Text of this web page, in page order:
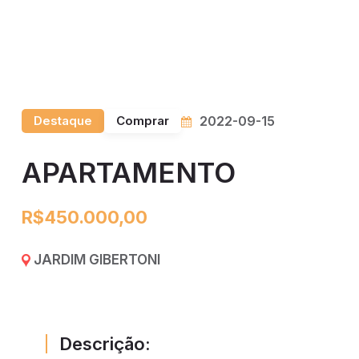
Destaque Comprar 2022-09-15
APARTAMENTO
R$450.000,00
JARDIM GIBERTONI
Descrição: